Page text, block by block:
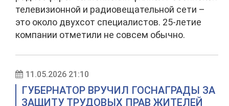
телевизионной и радиовещательной сети –
это около двухсот специалистов. 25-летие
компании отметили не совсем обычно.
11.05.2026 21:10
ГУБЕРНАТОР ВРУЧИЛ ГОСНАГРАДЫ ЗА
ЗАЩИТУ ТРУДОВЫХ ПРАВ ЖИТЕЛЕЙ